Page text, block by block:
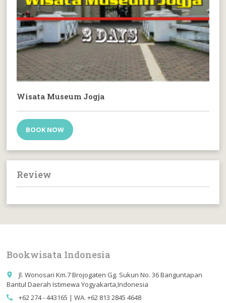
Wisata Museum Jogja
BOOK NOW
Review
Bookwisata Indonesia
place
Jl. Wonosari Km.7 Brojogaten Gg. Sukun No. 36 Banguntapan
Bantul Daerah Istimewa Yogyakarta,Indonesia
call +62 274 - 443165 | WA. +62 813 2845 4648